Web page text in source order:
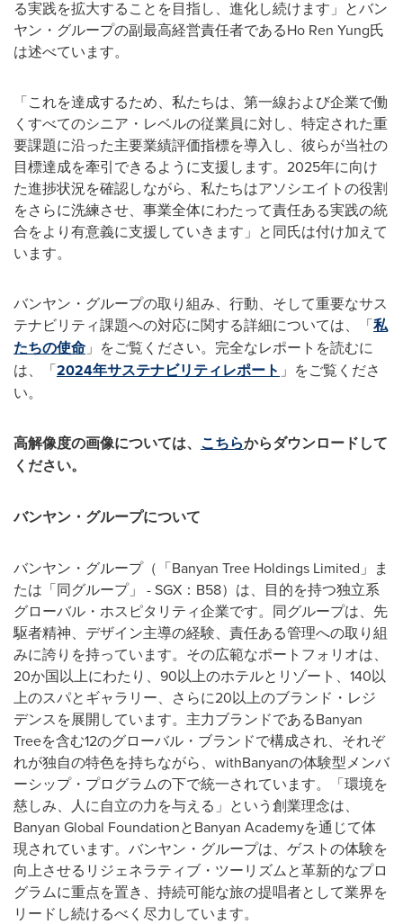
る実践を拡大することを目指し、進化し続けます」とバン
ヤン・グループの副最高経営責任者であるHo Ren Yung氏
は述べています。
「これを達成するため、私たちは、第一線および企業で働
くすべてのシニア・レベルの従業員に対し、特定された重
要課題に沿った主要業績評価指標を導入し、彼らが当社の
目標達成を牽引できるように支援します。2025年に向け
た進捗状況を確認しながら、私たちはアソシエイトの役割
をさらに洗練させ、事業全体にわたって責任ある実践の統
合をより有意義に支援していきます」と同氏は付け加えて
います。
バンヤン・グループの取り組み、行動、そして重要なサス
テナビリティ課題への対応に関する詳細については、「私
たちの使命 」をご覧ください。完全なレポートを読むに
は、「2024年サステナビリティレポート 」をご覧くださ
い。
高解像度の画像については、 こちらからダウンロードして
ください。
バンヤン・グループについて
バンヤン・グループ（「Banyan Tree Holdings Limited」ま
たは「同グループ」 - SGX：B58）は、目的を持つ独立系
グローバル・ホスピタリティ企業です。同グループは、先
駆者精神、デザイン主導の経験、責任ある管理への取り組
みに誇りを持っています。その広範なポートフォリオは、
20か国以上にわたり、90以上のホテルとリゾート、140以
上のスパとギャラリー、さらに20以上のブランド・レジ
デンスを展開しています。主力ブランドであるBanyan
Treeを含む12のグローバル・ブランドで構成され、それぞ
れが独自の特色を持ちながら、withBanyanの体験型メンバ
ーシップ・プログラムの下で統一されています。「環境を
慈しみ、人に自立の力を与える」という創業理念は、
Banyan Global FoundationとBanyan Academyを通じて体
現されています。バンヤン・グループは、ゲストの体験を
向上させるリジェネラティブ・ツーリズムと革新的なプロ
グラムに重点を置き、持続可能な旅の提唱者として業界を
リードし続けるべく尽力しています。